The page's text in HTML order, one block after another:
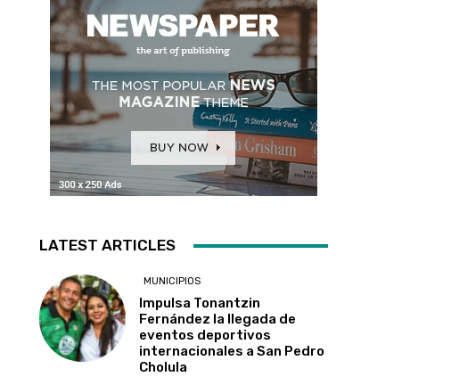
LATEST ARTICLES
MUNICIPIOS
Impulsa Tonantzin
Fernández la llegada de
eventos deportivos
internacionales a San Pedro
Cholula